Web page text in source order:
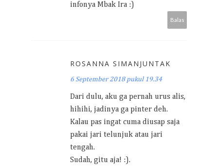
infonya Mbak Ira :)
Balas
ROSANNA SIMANJUNTAK
6 September 2018 pukul 19.34
Dari dulu, aku ga pernah urus alis,
hihihi, jadinya ga pinter deh.
Kalau pas ingat cuma diusap saja
pakai jari telunjuk atau jari
tengah.
Sudah, gitu aja! :).